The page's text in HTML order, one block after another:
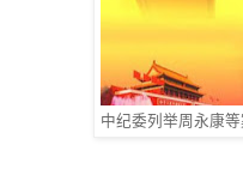
中纪委列举周永康